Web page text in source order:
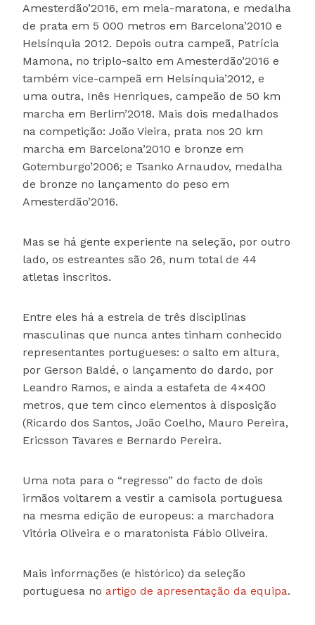
Amesterdão’2016, em meia-maratona, e medalha
de prata em 5 000 metros em Barcelona’2010 e
Helsínquia 2012. Depois outra campeã, Patrícia
Mamona, no triplo-salto em Amesterdão’2016 e
também vice-campeã em Helsínquia’2012, e
uma outra, Inês Henriques, campeão de 50 km
marcha em Berlim’2018. Mais dois medalhados
na competição: João Vieira, prata nos 20 km
marcha em Barcelona’2010 e bronze em
Gotemburgo’2006; e Tsanko Arnaudov, medalha
de bronze no lançamento do peso em
Amesterdão’2016.
Mas se há gente experiente na seleção, por outro
lado, os estreantes são 26, num total de 44
atletas inscritos.
Entre eles há a estreia de três disciplinas
masculinas que nunca antes tinham conhecido
representantes portugueses: o salto em altura,
por Gerson Baldé, o lançamento do dardo, por
Leandro Ramos, e ainda a estafeta de 4×400
metros, que tem cinco elementos à disposição
(Ricardo dos Santos, João Coelho, Mauro Pereira,
Ericsson Tavares e Bernardo Pereira.
Uma nota para o “regresso” do facto de dois
irmãos voltarem a vestir a camisola portuguesa
na mesma edição de europeus: a marchadora
Vitória Oliveira e o maratonista Fábio Oliveira.
Mais informações (e histórico) da seleção
portuguesa no artigo de apresentação da equipa.